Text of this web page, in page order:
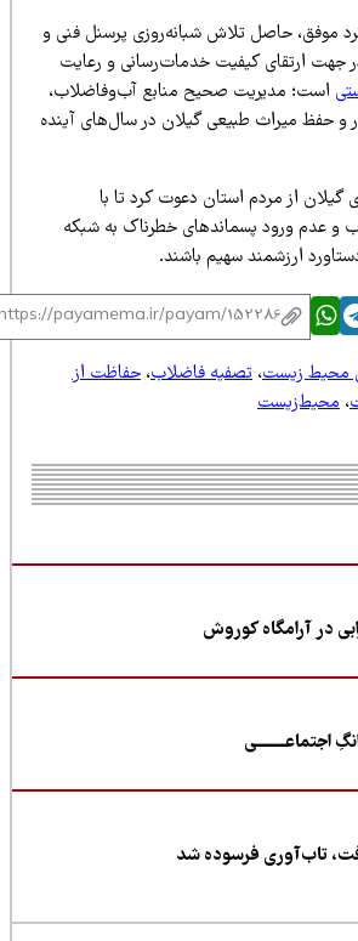
حاصل تلاش شبانه‌روزی پرسنل فنی و
ارتقای کیفیت خدمات‌رسانی و رعایت
مدیریت صحیح منابع آب‌وفاضلاب،
میراث طبیعی گیلان در سال‌های آینده
از مردم استان دعوت کرد تا با
ورود پسماندهای خطرناک به شبکه
ارزشمند سهیم باشند.
زیست،تصفیه فاضلاب،حفاظت از
آرامگاه کوروش
فرسوده شد